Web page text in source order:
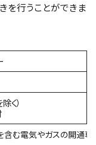
行うことができま
く）
む電気やガスの開通専